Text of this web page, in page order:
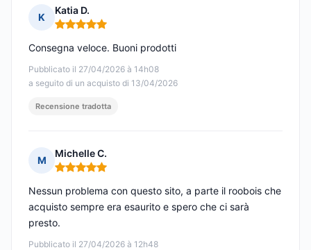
K
Katia D.
Nota: 5 su 5
Pubblicato il 27/04/2026 à 14h08
a seguito di un acquisto di 13/04/2026
Consegna veloce. Buoni prodotti
Recensione tradotta
M
Michelle C.
Nota: 5 su 5
Pubblicato il 27/04/2026 à 12h48
Nessun problema con questo sito, a parte il roobois che
acquisto sempre era esaurito e spero che ci sarà
presto.